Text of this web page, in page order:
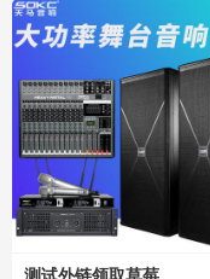
测试外链领取草莓